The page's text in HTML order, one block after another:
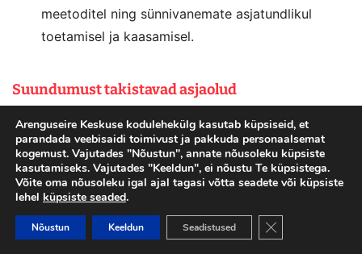
meetoditel ning sünnivanemate asjatundlikul
toetamisel ja kaasamisel.
Suundumust takistavad asjaolud
Sünde lükatakse edasi ja sünnitatud laste arv jääb
soovitust madalamaks.
Võrdse vanemluse, sh isade aktiivse rolli ja
aeglane.
Arenguseire Keskuse kodulehekülg kasutab küpsiseid, et
parandada veebisaidi toimivust ja pakkuda personaalsemat
kogemust. Vajutades "Nõustun", annate nõusoleku küpsiste
kasutamiseks. Vajutades "Keeldun", ei nõustu Te küpsistega.
Võite oma nõusoleku igal ajal tagasi võtta seadete või küpsiste
lehel küpsiste seaded.
Nõustun Keeldun Seadistused Close GDPR